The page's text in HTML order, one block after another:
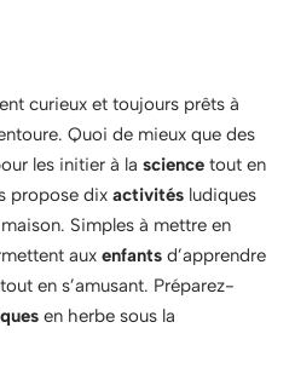
curieux et toujours prêts à
Quoi de mieux que des
les initier à la science tout en
propose dix activités ludiques
Simples à mettre en
aux enfants d’apprendre
tout en s’amusant. Préparez-
en herbe sous la